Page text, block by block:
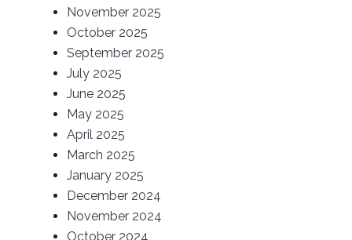
November 2025
October 2025
September 2025
July 2025
June 2025
May 2025
April 2025
March 2025
January 2025
December 2024
November 2024
October 2024